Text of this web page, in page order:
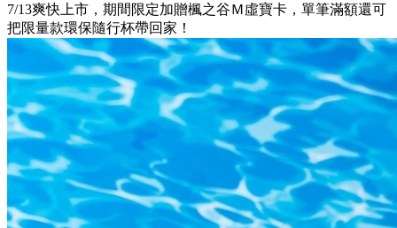
7/13爽快上市，期間限定加贈楓之谷Ｍ虛寶卡，單筆滿額還可
把限量款環保隨行杯帶回家！